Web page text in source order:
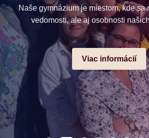
Naše gymnázium je miestom, kde sa
vedomosti, ale aj osobnosti
Viac informácií